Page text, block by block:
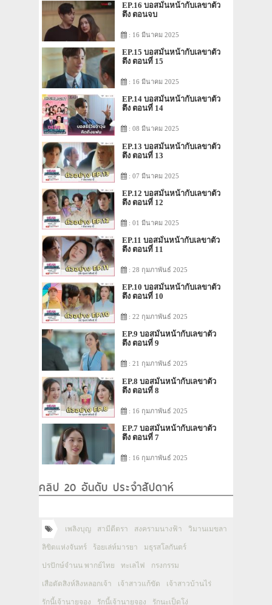
EP.16 บอสมั่นหน้ากับเลขาตัว
ตึง ตอนจบ
: 16 มีนาคม 2025
EP.15 บอสมั่นหน้ากับเลขาตัว
ตึง ตอนที่ 15
: 16 มีนาคม 2025
EP.14 บอสมั่นหน้ากับเลขาตัว
ตึง ตอนที่ 14
: 08 มีนาคม 2025
EP.13 บอสมั่นหน้ากับเลขาตัว
ตึง ตอนที่ 13
: 07 มีนาคม 2025
EP.12 บอสมั่นหน้ากับเลขาตัว
ตึง ตอนที่ 12
: 01 มีนาคม 2025
EP.11 บอสมั่นหน้ากับเลขาตัว
ตึง ตอนที่ 11
: 28 กุมภาพันธ์ 2025
EP.10 บอสมั่นหน้ากับเลขาตัว
ตึง ตอนที่ 10
: 22 กุมภาพันธ์ 2025
EP.9 บอสมั่นหน้ากับเลขาตัว
ตึง ตอนที่ 9
: 21 กุมภาพันธ์ 2025
EP.8 บอสมั่นหน้ากับเลขาตัว
ตึง ตอนที่ 8
: 16 กุมภาพันธ์ 2025
EP.7 บอสมั่นหน้ากับเลขาตัว
ตึง ตอนที่ 7
: 16 กุมภาพันธ์ 2025
คลิป 20 อันดับ ประจำสัปดาห์
เพลิงบุญ สามีตีตรา สงครามนางฟ้า วิมานเมขลา
ลิขิตแห่งจันทร์ ร้อยเล่ห์มารยา มธุรสโลกันตร์
ปรปักษ์จำนน พากย์ไทย ทะเลไฟ กรงกรรม
เสือตัดสิงห์ลิงหลอกเจ้า เจ้าสาวแก้ขัด เจ้าสาวบ้านไร่
รักนี้เจ้านายจอง รักนี้เจ้านายจอง รักนะเป็ดโง่